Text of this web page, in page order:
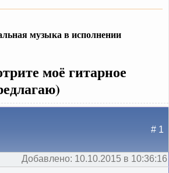
музыка в исполнении
моё гитарное
# 1
Добавлено: 10.10.2015 в 10:36:16